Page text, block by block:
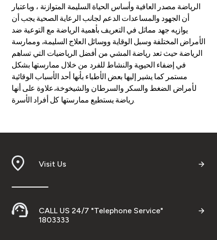
الرياضة مصدر العافية وأساس الحياة السليمة المتوازنة ، وباعتبار
أن الجهود والمساعدات الدعم لجانب الرعاية الصحية يجب أن
يوازيه جهد مماثل في التعريف بأهمية الرياضة مع التوعية ضد
الأمراض المختلفة وسبل الوقاية ووسائل العلاج السليمة، وممارسة
الرياضة حيث تعد رياضة المشي من أفضل الرياضيات التي تساهم
في إضفاء الحيوية والنشاط للفرد من خلال ممارستها بشكل
مستمر كما يشير إليها بعض الأطباء بأنها أحد الأسباب الوقائية
لأمراض الضغط والسكر والسرطان والشيخوخة،علاوة على أنها
رياضة يستطيع ممارستها كل أفراد الأسرة.
Visit Us
CALL US 24/7 "Telephone Service"
1803333